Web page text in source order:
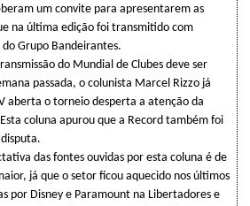
um convite para apresentarem as
na última edição foi transmitido com
Grupo Bandeirantes.
do Mundial de Clubes deve ser
passada, o colunista Marcel Rizzo já
aberta o torneio desperta a atenção da
coluna apurou que a Record também foi
das fontes ouvidas por esta coluna é de
já que o setor ficou aquecido nos últimos
por Disney e Paramount na Libertadores e